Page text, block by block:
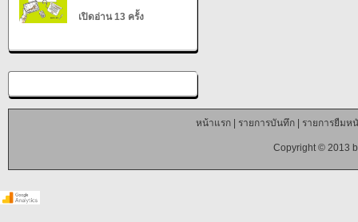
เปิดอ่าน 13 ครั้ง
หน้าแรก| รายการบันทึก| รายการยืมห
Copyright © 2013